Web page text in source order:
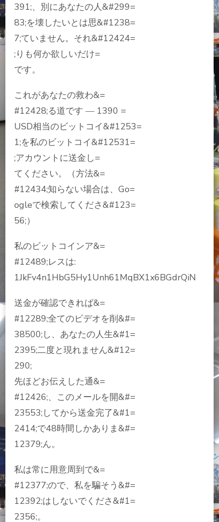
391;、別にあなたの人&#299=
83;を壊したいとは思&#1238=
7;ていません。それ&#12424=
;りも何か欲しいだけ=
です。
これがあなたの救わ&=
#12428;る道です ― 1390 =
USD相当のビットコイ&#1253=
1;を私のビットコイ&#12531=
;アカウントに送金し=
てください。（方法&=
#12434;知らない場合は、Go=
ogleで検索してくださ&#123=
56;）
私のビットコインア&=
#12489;レスは:
1JkFv4n1HbG5Hy1Unh61MqBX1x6BGdrQiN
送金が確認できれば&=
#12289;全てのビデオを削&#=
38500;し、あなたの人生&#1=
2395;二度と現れません&#12=
290;
先ほどお伝えした通&=
#12426;、このメールを開&#=
23553;してから送金完了&#1=
2414;で48時間しかありま&#=
12379;ん。
私は常に用意周到で&=
#12377;ので、私を騙そう&#=
12392;はしないでくださ&#1=
2356;。